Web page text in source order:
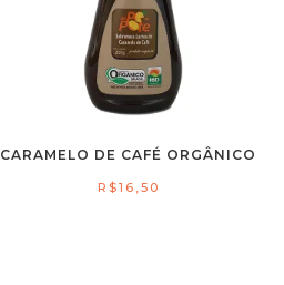
CARAMELO DE CAFÉ ORGÂNICO
R$16,50